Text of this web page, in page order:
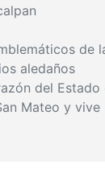
de
aledaños
del Estado
Mateo y